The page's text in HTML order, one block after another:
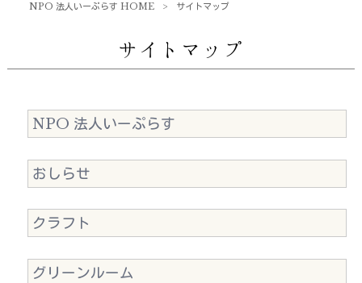
NPO 法人いーぷらす HOME > サイトマップ
サイトマップ
NPO 法人いーぷらす
おしらせ
クラフト
グリーンルーム